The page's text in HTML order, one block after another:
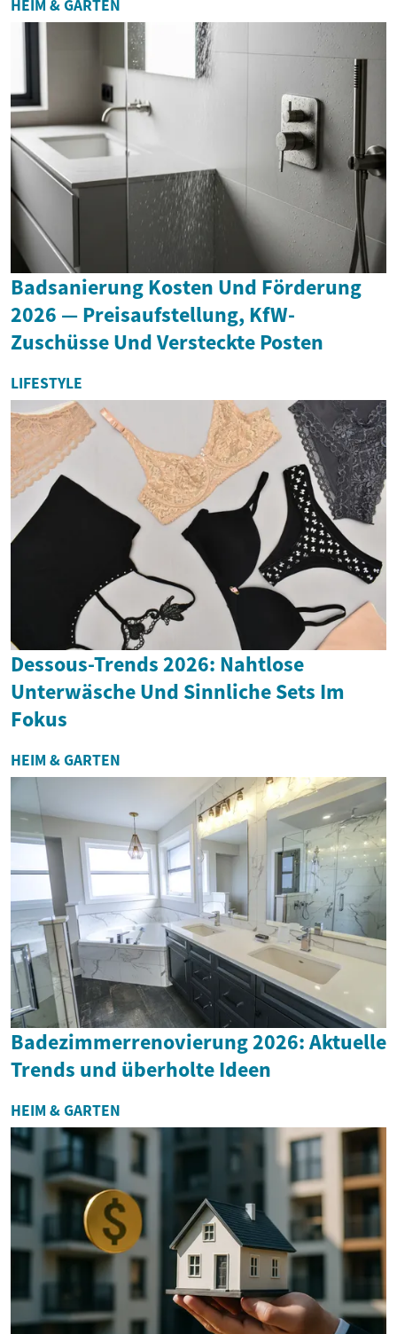
HEIM & GARTEN
Badsanierung Kosten Und Förderung
2026 — Preisaufstellung, KfW-
Zuschüsse Und Versteckte Posten
LIFESTYLE
Dessous-Trends 2026: Nahtlose
Unterwäsche Und Sinnliche Sets Im
Fokus
HEIM & GARTEN
Badezimmerrenovierung 2026: Aktuelle
Trends und überholte Ideen
HEIM & GARTEN